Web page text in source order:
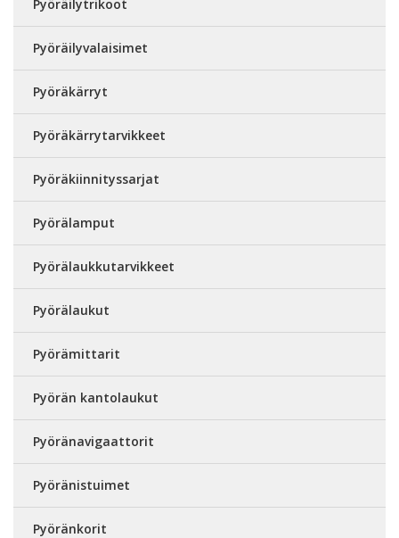
Pyöräilytrikoot
Pyöräilyvalaisimet
Pyöräkärryt
Pyöräkärrytarvikkeet
Pyöräkiinnityssarjat
Pyörälamput
Pyörälaukkutarvikkeet
Pyörälaukut
Pyörämittarit
Pyörän kantolaukut
Pyöränavigaattorit
Pyöränistuimet
Pyöränkorit